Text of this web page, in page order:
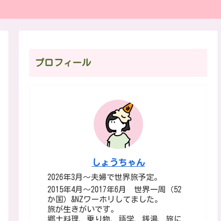
プロフィール
しょうちゃん
2026年3月～夫婦で世界旅予定。
2015年4月～2017年6月 世界一周（52
か国）&NZワーホリしてました。
旅が生きがいです。
郷土料理、乗り物、語学、銭湯、旅に